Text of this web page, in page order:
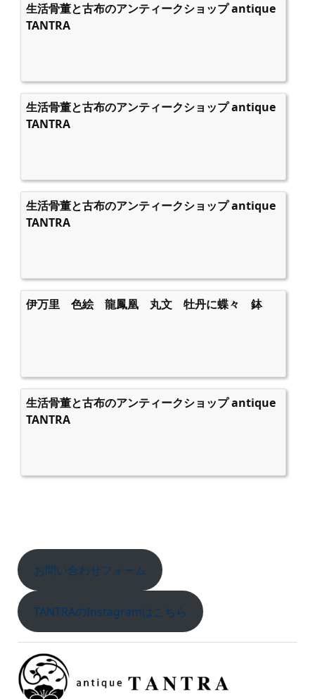
生活骨董と古布のアンティークショップ antique
TANTRA
生活骨董と古布のアンティークショップ antique
TANTRA
生活骨董と古布のアンティークショップ antique
TANTRA
伊万里 色絵 龍鳳凰 丸文 牡丹に蝶々 鉢
生活骨董と古布のアンティークショップ antique
TANTRA
お問い合わせフォーム
TANTRAのInstagramはこちら